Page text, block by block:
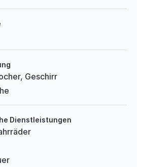
Geschirr
Dienstleistungen